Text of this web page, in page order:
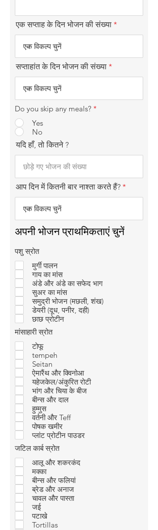
एक सप्ताह के दिन भोजन की संख्या
सप्ताहांत के दिन भोजन की संख्या
Do you skip any meals? *
Yes
No
यदि हाँ, तो कितने ?
आप दिन में कितनी बार नाश्ता करते हैं?
अपनी भोजन प्राथमिकताएं चुनें
पशु स्रोत
मुर्गी पालन
गाय का मांस
अंडे और अंडे का सफेद भाग
सुअर का मांस
समुद्री भोजन (मछली, शंख)
डेयरी (दूध, पनीर, दही)
छाछ प्रोटीन
मांसाहारी स्रोत
टोफू
tempeh
Seitan
ऐमारैंथ और क्विनोआ
यहेजकेल/अंकुरित रोटी
भांग और चिया के बीज
बीन्स और दाल
हुम्मुस
वर्तनी और Teff
पोषक खमीर
प्लांट प्रोटीन पाउडर
जटिल कार्ब स्रोत
आलू और शकरकंद
मक्का
बीन्स और फलियां
ब्रेड और अनाज
चावल और पास्ता
जई
पटाखे
Tortillas